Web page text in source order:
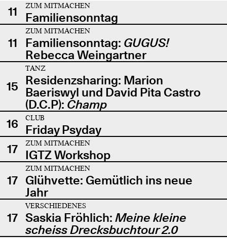
11
ZUM MITMACHEN
Familiensonntag
11
ZUM MITMACHEN
Familiensonntag: GUGUS!
Rebecca Weingartner
15
TANZ
Residenzsharing: Marion
Baeriswyl und David Pita Castro
(D.C.P): Champ
16
CLUB
Friday Psyday
17
ZUM MITMACHEN
IGTZ Workshop
17
ZUM MITMACHEN
Glühvette: Gemütlich ins neue
Jahr
17
VERSCHIEDENES
Saskia Fröhlich: Meine kleine
scheiss Drecksbuchtour 2.0